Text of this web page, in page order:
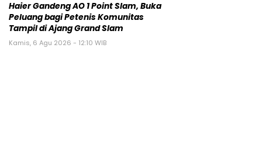
Haier Gandeng AO 1 Point Slam, Buka
Peluang bagi Petenis Komunitas
Tampil di Ajang Grand Slam
Kamis, 6 Agu 2026 - 12:10 WIB